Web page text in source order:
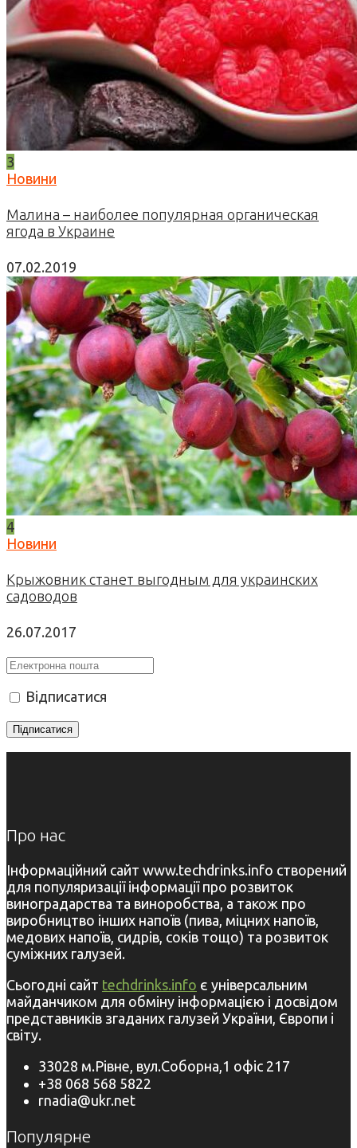
3
Новини
Малина – наиболее популярная органическая
ягода в Украине
07.02.2019
4
Новини
Крыжовник станет выгодным для украинских
садоводов
26.07.2017
Відписатися
Про нас
Інформаційний сайт www.techdrinks.info створений
для популяризації інформації про розвиток
виноградарства та виноробства, а також про
виробництво інших напоїв (пива, міцних напоїв,
медових напоїв, сидрів, соків тощо) та розвиток
суміжних галузей.
Сьогодні сайт techdrinks.info є універсальним
майданчиком для обміну інформацією і досвідом
представників згаданих галузей України, Європи і
світу.
33028 м.Рівне, вул.Соборна,1 офіс 217
+38 068 568 5822
rnadia@ukr.net
Популярне